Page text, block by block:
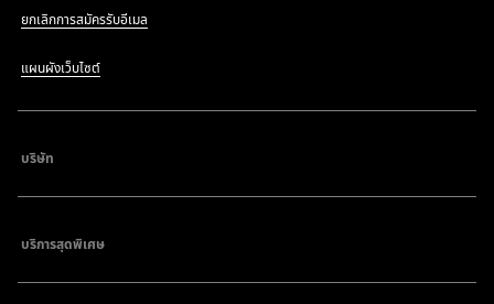
ยกเลิกการสมัครรับอีเมล
แผนผังเว็บไซต์
บริษัท
บริการสุดพิเศษ